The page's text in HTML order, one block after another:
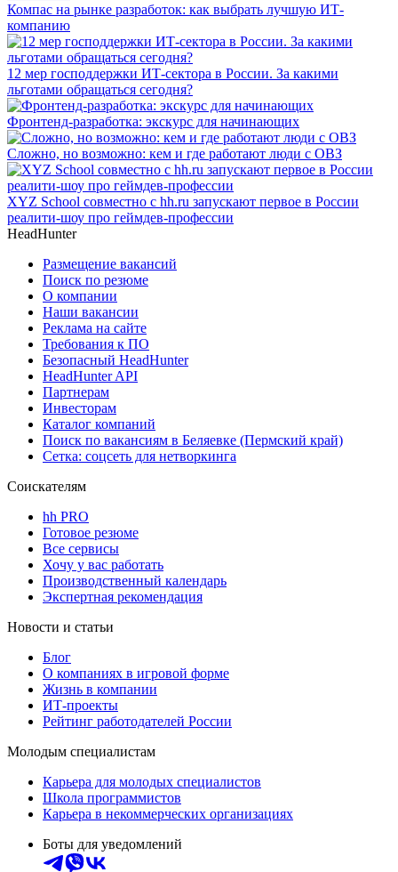
Компас на рынке разработок: как выбрать лучшую ИТ-
компанию
12 мер господдержки ИТ-сектора в России. За какими
льготами обращаться сегодня?
Фронтенд-разработка: экскурс для начинающих
Сложно, но возможно: кем и где работают люди с ОВЗ
XYZ School совместно с hh.ru запускают первое в России
реалити-шоу про геймдев-профессии
HeadHunter
Размещение вакансий
Поиск по резюме
О компании
Наши вакансии
Реклама на сайте
Требования к ПО
Безопасный HeadHunter
HeadHunter API
Партнерам
Инвесторам
Каталог компаний
Поиск по вакансиям в Беляевке (Пермский край)
Сетка: соцсеть для нетворкинга
Соискателям
hh PRO
Готовое резюме
Все сервисы
Хочу у вас работать
Производственный календарь
Экспертная рекомендация
Новости и статьи
Блог
О компаниях в игровой форме
Жизнь в компании
ИТ-проекты
Рейтинг работодателей России
Молодым специалистам
Карьера для молодых специалистов
Школа программистов
Карьера в некоммерческих организациях
Боты для уведомлений